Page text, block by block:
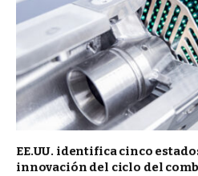
EE.UU. identifica cinco
innovación del ciclo del